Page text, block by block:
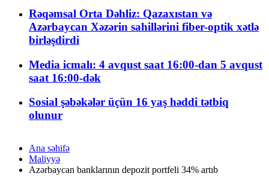
Rəqəmsal Orta Dəhliz: Qazaxıstan və
Azərbaycan Xəzərin sahillərini fiber-optik xətlə
birləşdirdi
Media icmalı: 4 avqust saat 16:00-dan 5 avqust
saat 16:00-dək
Sosial şəbəkələr üçün 16 yaş həddi tətbiq
olunur
Ana səhifə
Maliyyə
Azərbaycan banklarının depozit portfeli 34% artıb